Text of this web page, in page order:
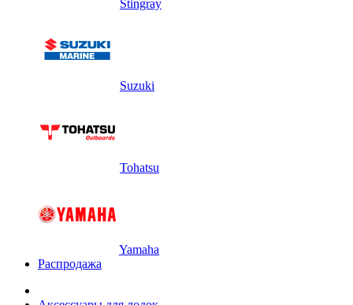
Stingray
Suzuki
Tohatsu
Yamaha
Распродажа